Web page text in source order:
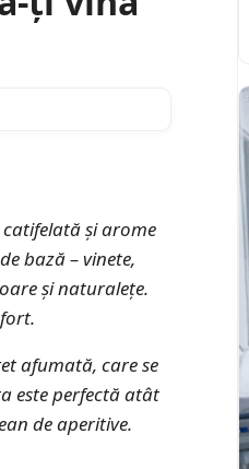
și arome
bază – vinete,
și naturalețe.
afumată, care se
este perfectă atât
de aperitive.